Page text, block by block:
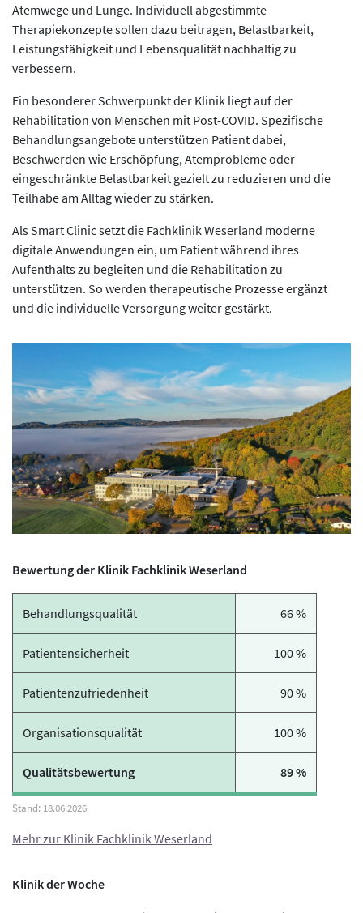
Atemwege und Lunge. Individuell abgestimmte
Therapiekonzepte sollen dazu beitragen, Belastbarkeit,
Leistungsfähigkeit und Lebensqualität nachhaltig zu
verbessern.
Ein besonderer Schwerpunkt der Klinik liegt auf der
Rehabilitation von Menschen mit Post-COVID. Spezifische
Behandlungsangebote unterstützen Patient dabei,
Beschwerden wie Erschöpfung, Atemprobleme oder
eingeschränkte Belastbarkeit gezielt zu reduzieren und die
Teilhabe am Alltag wieder zu stärken.
Als Smart Clinic setzt die Fachklinik Weserland moderne
digitale Anwendungen ein, um Patient während ihres
Aufenthalts zu begleiten und die Rehabilitation zu
unterstützen. So werden therapeutische Prozesse ergänzt
und die individuelle Versorgung weiter gestärkt.
Bewertung der Klinik Fachklinik Weserland
Behandlungsqualität 66 %
Patientensicherheit 100 %
Patientenzufriedenheit 90 %
Organisationsqualität 100 %
Qualitätsbewertung 89 %
Mehr zur Klinik Fachklinik Weserland
Klinik der Woche